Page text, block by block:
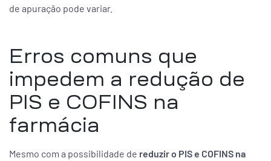
de apuração pode variar.
Erros comuns que
impedem a redução de
PIS e COFINS na
farmácia
Mesmo com a possibilidade de reduzir o PIS e COFINS na